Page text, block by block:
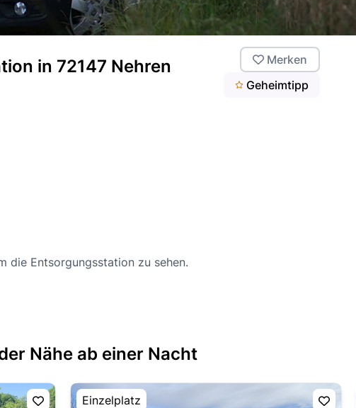
in 72147 Nehren
Geheimtipp
Merken
die Entsorgungsstation zu sehen.
Nähe ab einer Nacht
Einzelplatz